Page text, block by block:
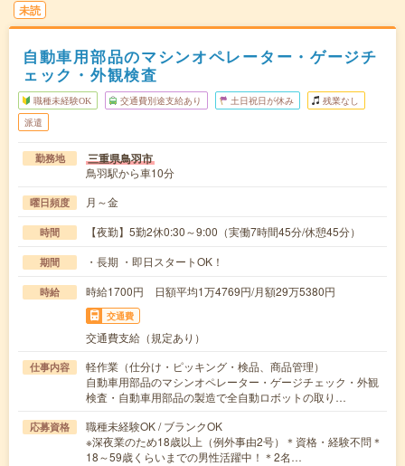
未読
自動車用部品のマシンオペレーター・ゲージチ
ェック・外観検査
職種未経験OK 交通費別途支給あり 土日祝日が休み 残業なし
派遣
勤務地 三重県鳥羽市
鳥羽駅から車10分
曜日頻度 月～金
時間 【夜勤】5勤2休0:30～9:00（実働7時間45分/休憩45分）
期間 ・長期 ・即日スタートOK！
時給 時給1700円 日額平均1万4769円/月額29万5380円
交通費
交通費支給（規定あり）
仕事内容
軽作業（仕分け・ピッキング・検品、商品管理）
自動車用部品のマシンオペレーター・ゲージチェック・外観
検査・自動車用部品の製造で全自動ロボットの取り…
応募資格
職種未経験OK / ブランクOK
※深夜業のため18歳以上（例外事由2号）＊資格・経験不問＊
18～59歳くらいまでの男性活躍中！＊2名…